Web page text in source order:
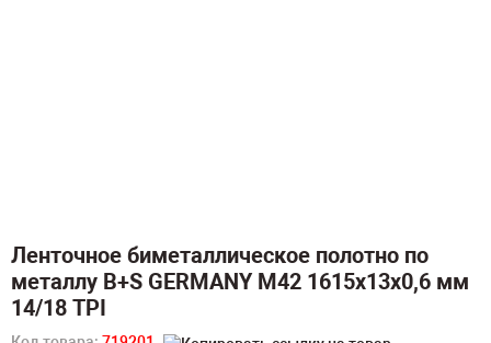
Ленточное биметаллическое полотно по
металлу B+S GERMANY M42 1615х13х0,6 мм
14/18 TPI